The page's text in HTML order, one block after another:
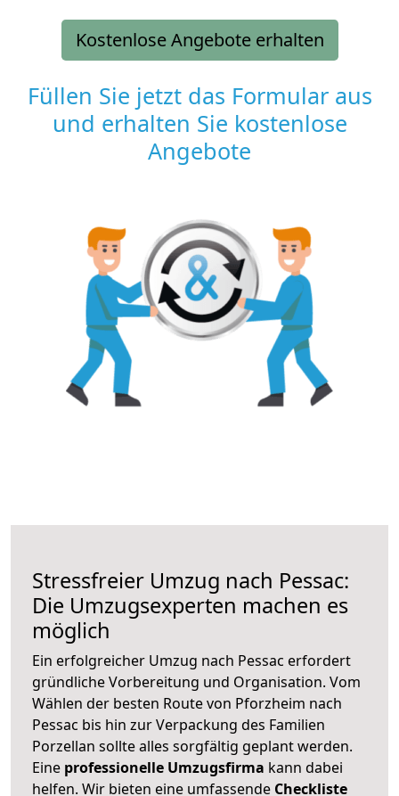
Kostenlose Angebote erhalten
Füllen Sie jetzt das Formular aus
und erhalten Sie kostenlose
Angebote
Stressfreier Umzug nach Pessac:
Die Umzugsexperten machen es
möglich
Ein erfolgreicher Umzug nach Pessac erfordert
gründliche Vorbereitung und Organisation. Vom
Wählen der besten Route von Pforzheim nach
Pessac bis hin zur Verpackung des Familien
Porzellan sollte alles sorgfältig geplant werden.
Eine professionelle Umzugsfirma kann dabei
helfen. Wir bieten eine umfassende Checkliste